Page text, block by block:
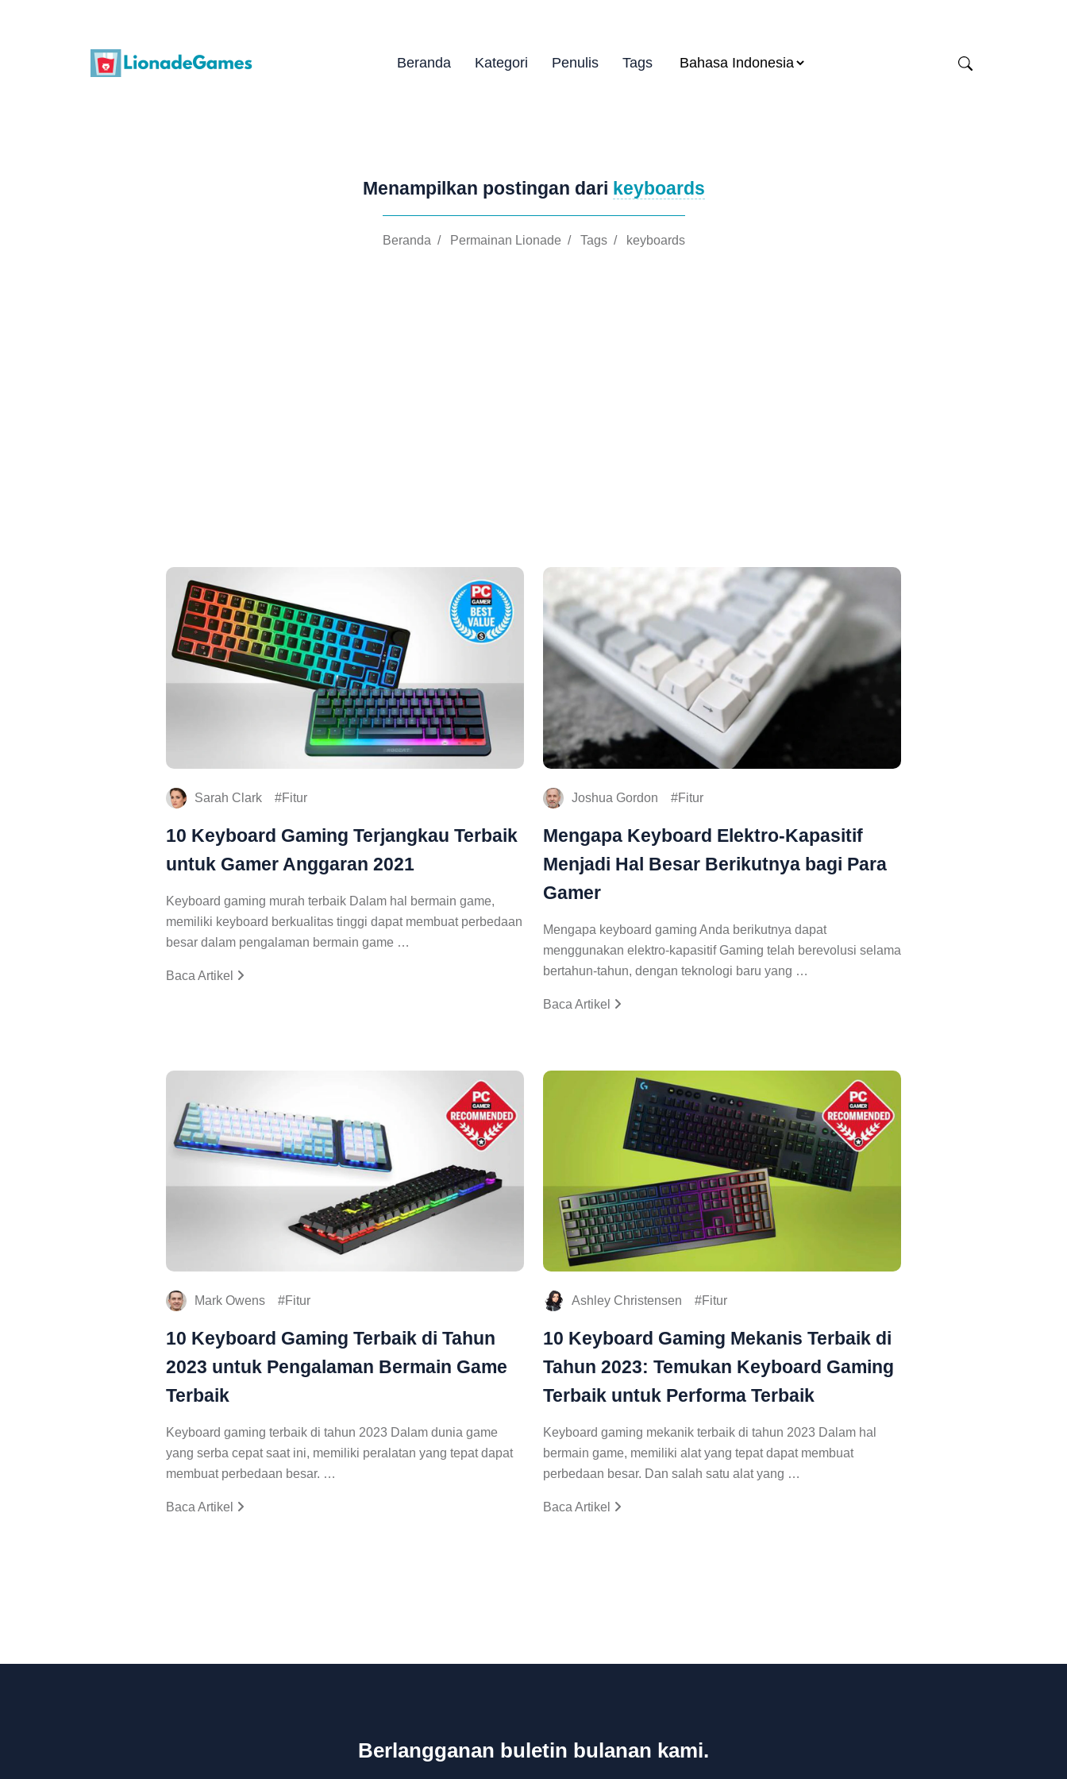
Beranda Kategori Penulis Tags
Menampilkan postingan dari keyboards
Beranda / Permainan Lionade / Tags / keyboards
Sarah Clark Fitur
10 Keyboard Gaming Terjangkau Terbaik
untuk Gamer Anggaran 2021
Keyboard gaming murah terbaik Dalam hal bermain game,
memiliki keyboard berkualitas tinggi dapat membuat perbedaan
besar dalam pengalaman bermain game …
Baca Artikel
Joshua Gordon Fitur
Mengapa Keyboard Elektro-Kapasitif
Menjadi Hal Besar Berikutnya bagi Para
Gamer
Mengapa keyboard gaming Anda berikutnya dapat
menggunakan elektro-kapasitif Gaming telah berevolusi selama
bertahun-tahun, dengan teknologi baru yang …
Baca Artikel
Mark Owens Fitur
10 Keyboard Gaming Terbaik di Tahun
2023 untuk Pengalaman Bermain Game
Terbaik
Keyboard gaming terbaik di tahun 2023 Dalam dunia game
yang serba cepat saat ini, memiliki peralatan yang tepat dapat
membuat perbedaan besar. …
Baca Artikel
Ashley Christensen Fitur
10 Keyboard Gaming Mekanis Terbaik di
Tahun 2023: Temukan Keyboard Gaming
Terbaik untuk Performa Terbaik
Keyboard gaming mekanik terbaik di tahun 2023 Dalam hal
bermain game, memiliki alat yang tepat dapat membuat
perbedaan besar. Dan salah satu alat yang …
Baca Artikel
Berlangganan buletin bulanan kami.